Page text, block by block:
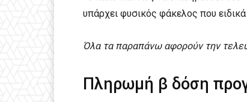
υπάρχει φυσικός φάκελος που
Όλα τα παραπάνω αφορούν την
Πληρωμή β δόση